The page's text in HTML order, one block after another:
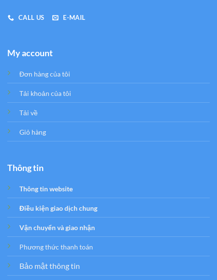
CALL US E-MAIL
My account
Đơn hàng của tôi
Tải khoản của tôi
Tải về
Giỏ hàng
Thông tin
Thông tin website
Điều kiện giao dịch chung
Vận chuyển và giao nhận
Phương thức thanh toán
Bảo mật thông tin